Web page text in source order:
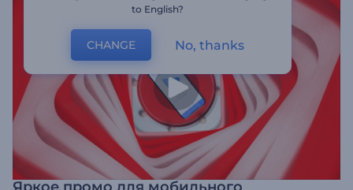
to English?
CHANGE No, thanks